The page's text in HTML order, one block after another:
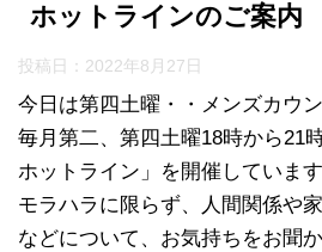
ホットラインのご案内
投稿日： 2022年8月27日
今日は第四土曜・・メンズカウ
毎月第二、第四土曜18時から21
ホットライン」を開催していま
モラハラに限らず、人間関係や
などについて、お気持ちをお聞